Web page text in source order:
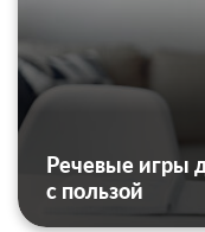
Речевые игры
с пользой